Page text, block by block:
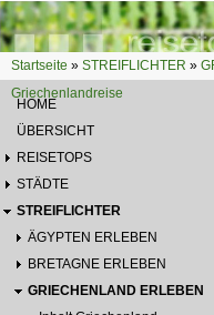
Direkt zum Inhalt
Sie sind hier
Startseite » STREIFLICHTER »
Griechenlandreise
HOME
ÜBERSICHT
REISETOPS
STÄDTE
STREIFLICHTER
ÄGYPTEN ERLEBEN
BRETAGNE ERLEBEN
GRIECHENLAND ERLEBEN